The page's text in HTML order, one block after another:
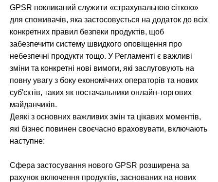
GPSR покликаний служити «страхувальною сіткою»
для споживачів, яка застосовується на додаток до всіх
конкретних правил безпеки продуктів, щоб
забезпечити систему швидкого оповіщення про
небезпечні продукти тощо. У Регламенті є важливі
зміни та конкретні нові вимоги, які заслуговують на
повну увагу з боку економічних операторів та нових
суб'єктів, таких як постачальники онлайн-торгових
майданчиків.
Деякі з основних важливих змін та цікавих моментів,
які бізнес повинен своєчасно враховувати, включають
наступне:
Сфера застосування нового GPSR розширена за
рахунок включення продуктів, заснованих на нових